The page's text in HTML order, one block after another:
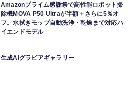
Amazonプライム感謝祭で高性能ロボット掃
除機MOVA P50 Ultraが半額＋さらに5％オ
フ。水拭きモップ自動洗浄・乾燥まで対応ハ
イエンドモデル
生成AIグラビアギャラリー